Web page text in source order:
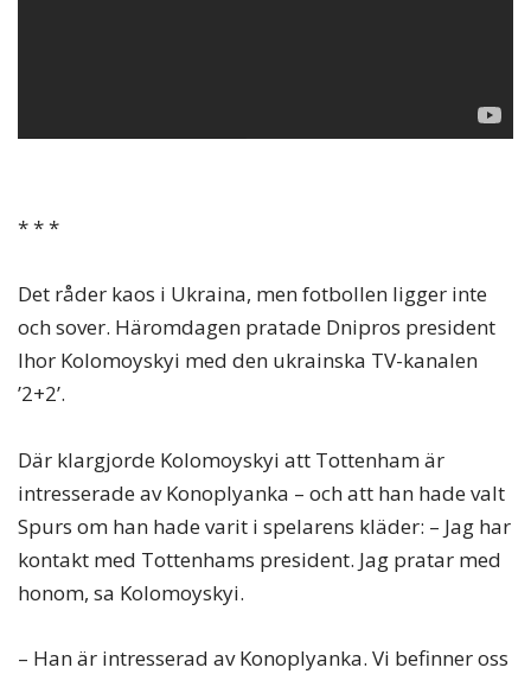
* * *
Det råder kaos i Ukraina, men fotbollen ligger inte
och sover. Häromdagen pratade Dnipros president
Ihor Kolomoyskyi med den ukrainska TV-kanalen
’2+2’.
Där klargjorde Kolomoyskyi att Tottenham är
intresserade av Konoplyanka – och att han hade valt
Spurs om han hade varit i spelarens kläder: – Jag har
kontakt med Tottenhams president. Jag pratar med
honom, sa Kolomoyskyi.
– Han är intresserad av Konoplyanka. Vi befinner oss